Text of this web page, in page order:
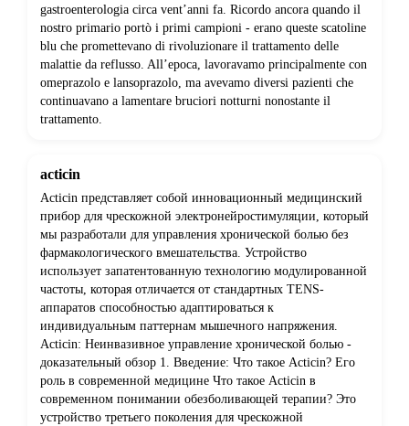
gastroenterologia circa vent’anni fa. Ricordo ancora quando il
nostro primario portò i primi campioni - erano queste scatoline
blu che promettevano di rivoluzionare il trattamento delle
malattie da reflusso. All’epoca, lavoravamo principalmente con
omeprazolo e lansoprazolo, ma avevamo diversi pazienti che
continuavano a lamentare bruciori notturni nonostante il
trattamento.
acticin
Acticin представляет собой инновационный медицинский
прибор для чрескожной электронейростимуляции, который
мы разработали для управления хронической болью без
фармакологического вмешательства. Устройство
использует запатентованную технологию модулированной
частоты, которая отличается от стандартных TENS-
аппаратов способностью адаптироваться к
индивидуальным паттернам мышечного напряжения.
Acticin: Неинвазивное управление хронической болью -
доказательный обзор 1. Введение: Что такое Acticin? Его
роль в современной медицине Что такое Acticin в
современном понимании обезболивающей терапии? Это
устройство третьего поколения для чрескожной